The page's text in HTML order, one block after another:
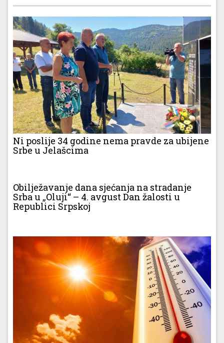
Ni poslije 34 godine nema pravde za ubijene
Srbe u Jelašcima
Obilježavanje dana sjećanja na stradanje
Srba u „Oluji“ – 4. avgust Dan žalosti u
Republici Srpskoj